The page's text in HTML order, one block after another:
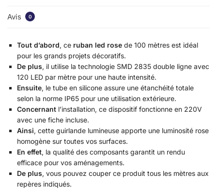
Avis 0
Tout d’abord, ce ruban led rose de 100 mètres est idéal
pour les grands projets décoratifs.
De plus, il utilise la technologie SMD 2835 double ligne avec
120 LED par mètre pour une haute intensité.
Ensuite, le tube en silicone assure une étanchéité totale
selon la norme IP65 pour une utilisation extérieure.
Concernant l’installation, ce dispositif fonctionne en 220V
avec une fiche incluse.
Ainsi, cette guirlande lumineuse apporte une luminosité rose
homogène sur toutes vos surfaces.
En effet, la qualité des composants garantit un rendu
efficace pour vos aménagements.
De plus, vous pouvez couper ce produit tous les mètres aux
repères indiqués.